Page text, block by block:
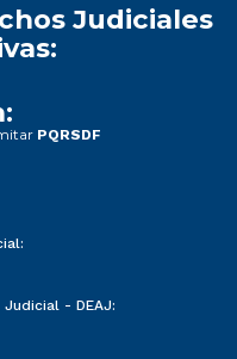
Judiciales
PQRSDF
- DEAJ: